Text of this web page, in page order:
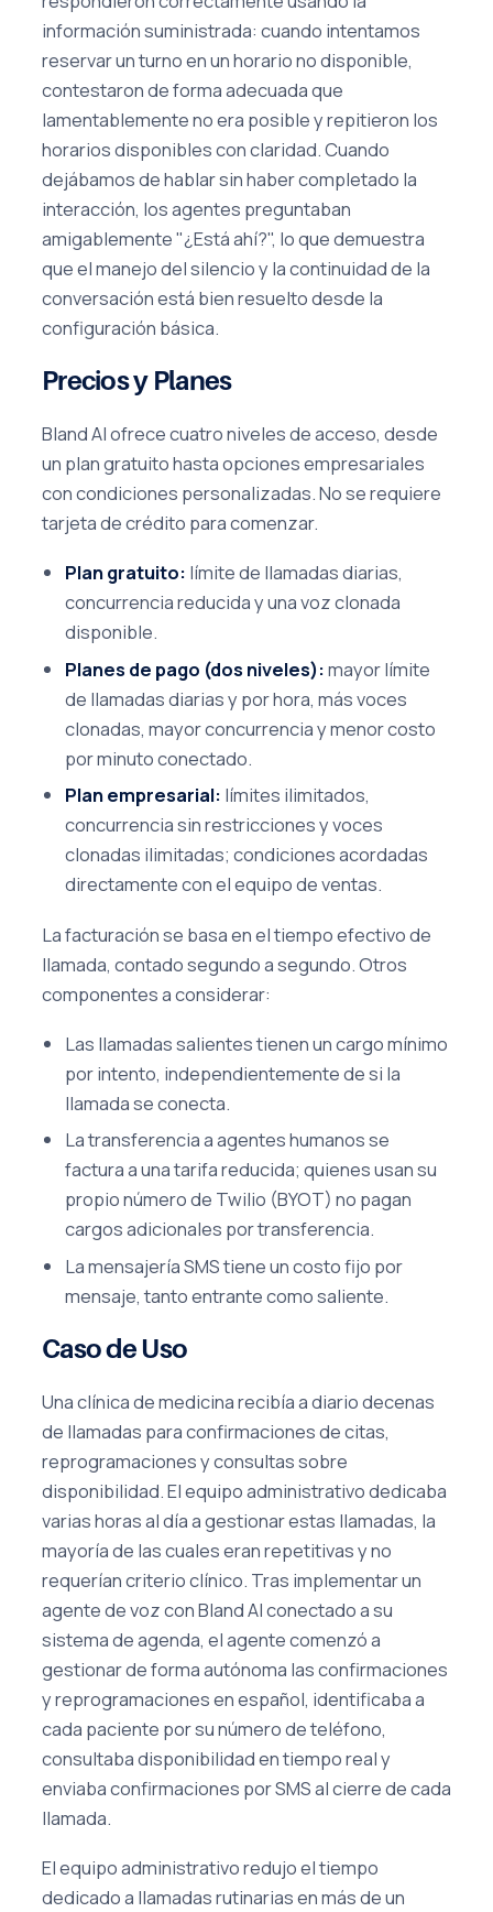
información suministrada: cuando intentamos
reservar un turno en un horario no disponible,
contestaron de forma adecuada que
lamentablemente no era posible y repitieron los
horarios disponibles con claridad. Cuando
dejábamos de hablar sin haber completado la
interacción, los agentes preguntaban
amigablemente "¿Está ahí?", lo que demuestra
que el manejo del silencio y la continuidad de la
conversación está bien resuelto desde la
configuración básica.
Precios y Planes
Bland AI ofrece cuatro niveles de acceso, desde
un plan gratuito hasta opciones empresariales
con condiciones personalizadas. No se requiere
tarjeta de crédito para comenzar.
Plan gratuito: límite de llamadas diarias,
concurrencia reducida y una voz clonada
disponible.
Planes de pago (dos niveles):mayor límite
de llamadas diarias y por hora, más voces
clonadas, mayor concurrencia y menor costo
por minuto conectado.
Plan empresarial: límites ilimitados,
concurrencia sin restricciones y voces
clonadas ilimitadas; condiciones acordadas
directamente con el equipo de ventas.
La facturación se basa en el tiempo efectivo de
llamada, contado segundo a segundo. Otros
componentes a considerar:
Las llamadas salientes tienen un cargo mínimo
por intento, independientemente de si la
llamada se conecta.
La transferencia a agentes humanos se
factura a una tarifa reducida; quienes usan su
propio número de Twilio (BYOT) no pagan
cargos adicionales por transferencia.
La mensajería SMS tiene un costo fijo por
mensaje, tanto entrante como saliente.
Caso de Uso
Una clínica de medicina recibía a diario decenas
de llamadas para confirmaciones de citas,
reprogramaciones y consultas sobre
disponibilidad. El equipo administrativo dedicaba
varias horas al día a gestionar estas llamadas, la
mayoría de las cuales eran repetitivas y no
requerían criterio clínico. Tras implementar un
agente de voz con Bland AI conectado a su
sistema de agenda, el agente comenzó a
gestionar de forma autónoma las confirmaciones
y reprogramaciones en español, identificaba a
cada paciente por su número de teléfono,
consultaba disponibilidad en tiempo real y
enviaba confirmaciones por SMS al cierre de cada
llamada.
El equipo administrativo redujo el tiempo
dedicado a llamadas rutinarias en más de un